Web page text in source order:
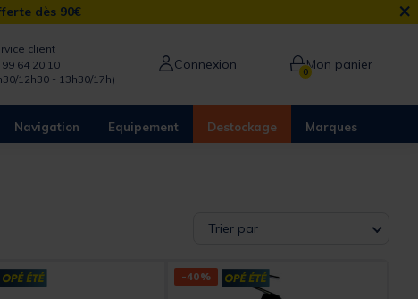
dès 90€ ×
client
99 64 20 10
12h30 - 13h30/17h)
Connexion 0Mon panier
Navigation Equipement Destockage Marques
Trier par
-40%